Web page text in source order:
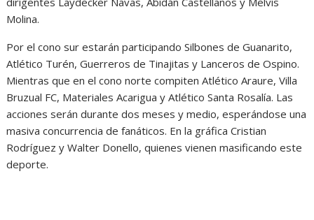
Molina.
Por el cono sur estarán participando Silbones de Guanarito,
Atlético Turén, Guerreros de Tinajitas y Lanceros de Ospino.
Mientras que en el cono norte compiten Atlético Araure, Villa
Bruzual FC, Materiales Acarigua y Atlético Santa Rosalía. Las
acciones serán durante dos meses y medio, esperándose una
masiva concurrencia de fanáticos. En la gráfica Cristian
Rodríguez y Walter Donello, quienes vienen masificando este
deporte.